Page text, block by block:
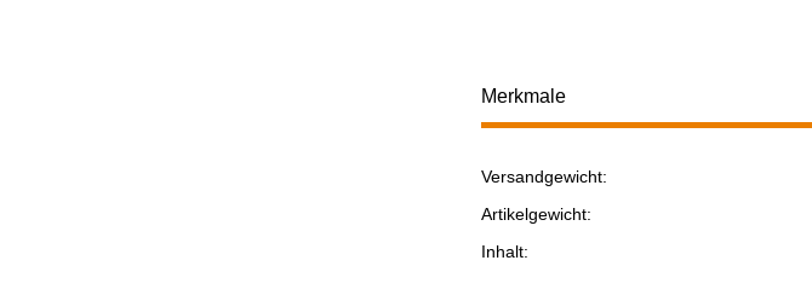
Merkmale
Produkteigenschaft
Wert
Versandgewicht:
Artikelgewicht:
Inhalt: